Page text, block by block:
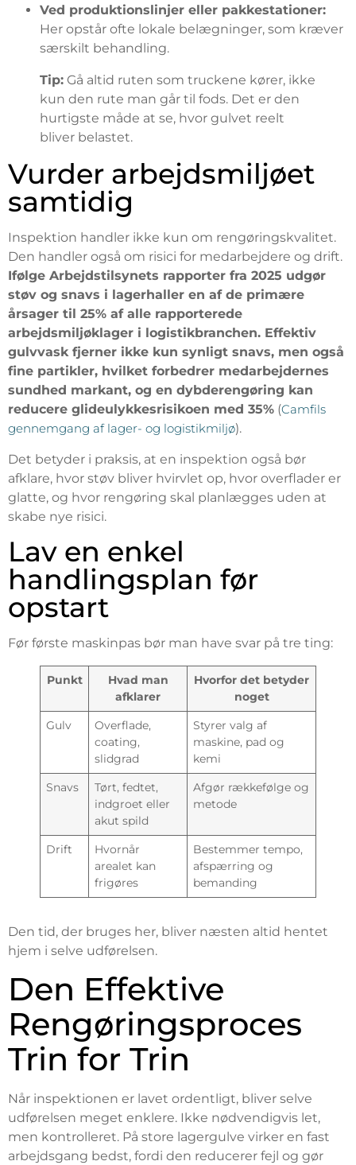
Ved produktionslinjer eller pakkestationer:
Her opstår ofte lokale belægninger, som kræver
særskilt behandling.
Tip: Gå altid ruten som truckene kører, ikke
kun den rute man går til fods. Det er den
hurtigste måde at se, hvor gulvet reelt
bliver belastet.
Vurder arbejdsmiljøet
samtidig
Inspektion handler ikke kun om rengøringskvalitet.
Den handler også om risici for medarbejdere og drift.
Ifølge Arbejdstilsynets rapporter fra 2025 udgør
støv og snavs i lagerhaller en af de primære
årsager til 25% af alle rapporterede
arbejdsmiljøklager i logistikbranchen. Effektiv
gulvvask fjerner ikke kun synligt snavs, men også
fine partikler, hvilket forbedrer medarbejdernes
sundhed markant, og en dybderengøring kan
reducere glideulykkesrisikoen med 35% (Camfils
gennemgang af lager- og logistikmiljø).
Det betyder i praksis, at en inspektion også bør
afklare, hvor støv bliver hvirvlet op, hvor overflader er
glatte, og hvor rengøring skal planlægges uden at
skabe nye risici.
Lav en enkel
handlingsplan før
opstart
Før første maskinpas bør man have svar på tre ting:
Punkt
Hvad man
afklarer
Hvorfor det betyder
noget
Gulv
Overflade,
coating,
slidgrad
Styrer valg af
maskine, pad og
kemi
Snavs
Tørt, fedtet,
indgroet eller
akut spild
Afgør rækkefølge og
metode
Drift
Hvornår
arealet kan
frigøres
Bestemmer tempo,
afspærring og
bemanding
Den tid, der bruges her, bliver næsten altid hentet
hjem i selve udførelsen.
Den Effektive
Rengøringsproces
Trin for Trin
Når inspektionen er lavet ordentligt, bliver selve
udførelsen meget enklere. Ikke nødvendigvis let,
men kontrolleret. På store lagergulve virker en fast
arbejdsgang bedst, fordi den reducerer fejl og gør